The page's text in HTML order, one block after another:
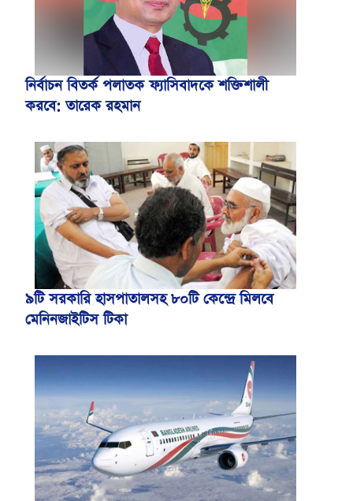
নির্বাচন বিতর্ক পলাতক ফ্যাসিবাদকে শক্তিশালী
করবে: তারেক রহমান
৯টি সরকারি হাসপাতালসহ ৮০টি কেন্দ্রে মিলবে
মেনিনজাইটিস টিকা